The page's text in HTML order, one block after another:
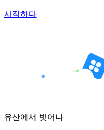
시작하다
유산에서 벗어나